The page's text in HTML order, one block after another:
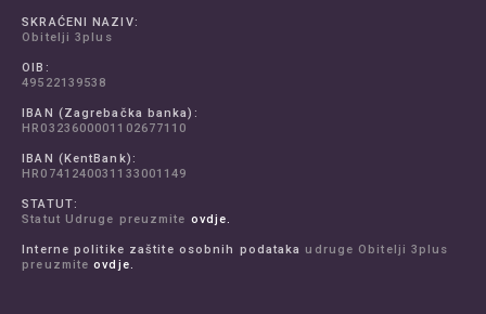
SKRAĆENI NAZIV:
Obitelji 3plus
OIB:
49522139538
IBAN (Zagrebačka banka):
HR0323600001102677110
IBAN (KentBank):
HR0741240031133001149
STATUT:
Statut Udruge preuzmite ovdje.
Interne politike zaštite osobnih podataka udruge Obitelji 3plus
preuzmiteovdje.